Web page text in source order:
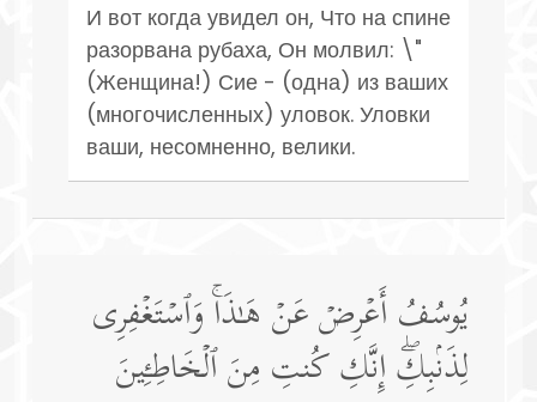
И вот когда увидел он, Что на спине
разорвана рубаха, Он молвил: \"
(Женщина!) Сие - (одна) из ваших
(многочисленных) уловок. Уловки
ваши, несомненно, велики.
یُوسُفُ أَعۡرِضۡ عَنۡ هَـٰذَاۚ وَٱسۡتَغۡفِرِی
لِذَنۢبِكِۖ إِنَّكِ كُنتِ مِنَ ٱلۡخَاطِـِٔینَ